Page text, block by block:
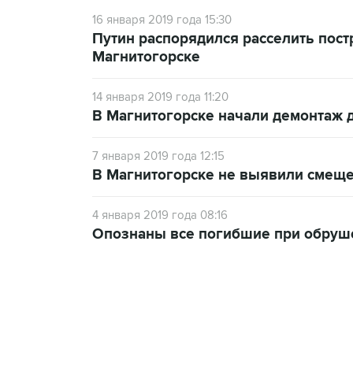
16 января 2019 года 15:30
Путин распорядился расселить
Магнитогорске
14 января 2019 года 11:20
В Магнитогорске начали
7 января 2019 года 12:15
В Магнитогорске не выявили
4 января 2019 года 08:16
Опознаны все погибшие при